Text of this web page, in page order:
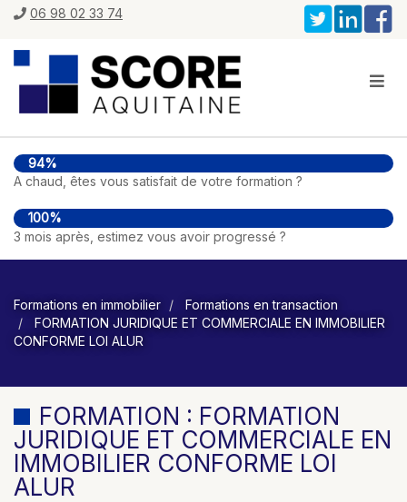
06 98 02 33 74
94%
A chaud, êtes vous satisfait de votre formation ?
100%
3 mois après, estimez vous avoir progressé ?
Formations en immobilier
Formations en transaction
FORMATION JURIDIQUE ET COMMERCIALE EN IMMOBILIER
CONFORME LOI ALUR
FORMATION : FORMATION
JURIDIQUE ET COMMERCIALE EN
IMMOBILIER CONFORME LOI
ALUR